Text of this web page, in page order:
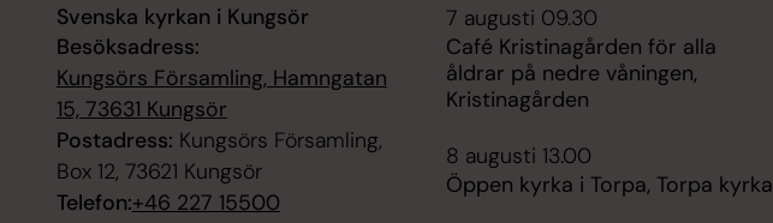
Svenska kyrkan i Kungsör
Besöksadress:
Kungsörs Församling, Hamngatan
15, 73631 Kungsör
Postadress: Kungsörs Församling,
Box 12, 73621 Kungsör
Telefon:+46 227 15500
7 augusti 09.30
Café Kristinagården för alla
åldrar på nedre våningen,
Kristinagården
8 augusti 13.00
Öppen kyrka i Torpa, Torpa kyrka